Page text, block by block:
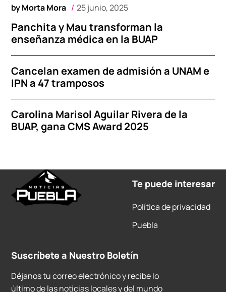
byMorta Mora 25 junio, 2025
Panchita y Mau transforman la
enseñanza médica en la BUAP
Cancelan examen de admisión a UNAM e
IPN a 47 tramposos
Carolina Marisol Aguilar Rivera de la
BUAP, gana CMS Award 2025
Te puede interesar
Política de privacidad
Puebla
Suscríbete a Nuestro Boletín
Déjanos tu correo electrónico y recibe lo
último de las noticias locales y del mundo